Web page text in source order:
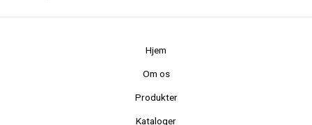
Hjem
Om os
Produkter
Kataloger